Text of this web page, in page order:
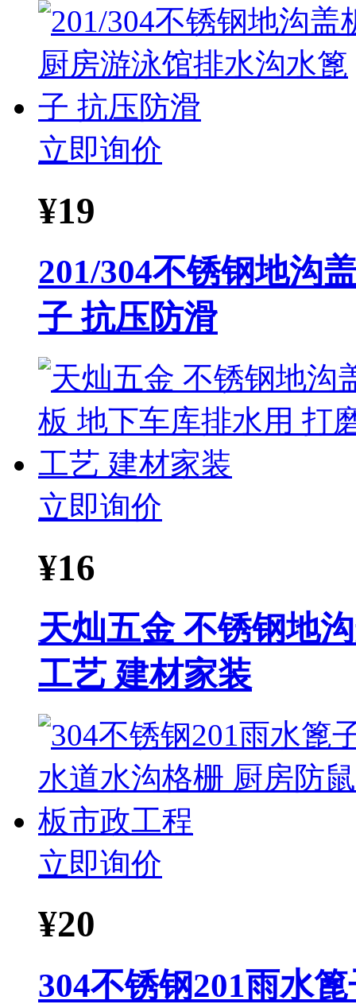
立即询价
¥19
201/304不锈钢地沟
子 抗压防滑
立即询价
¥16
天灿五金 不锈钢地
工艺 建材家装
立即询价
¥20
304不锈钢201雨水